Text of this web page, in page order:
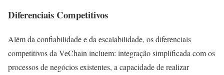
Diferenciais Competitivos
Além da confiabilidade e da escalabilidade, os diferenciais
competitivos da VeChain incluem: integração simplificada com os
processos de negócios existentes, a capacidade de realizar